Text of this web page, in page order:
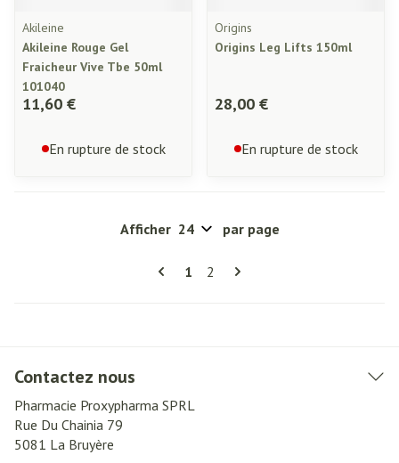
Akileine
Akileine Rouge Gel
Fraicheur Vive Tbe 50ml
101040
11,60 €
En rupture de stock
Origins
Origins Leg Lifts 150ml
28,00 €
En rupture de stock
Pages
Vous lisez actuellement la page
1 Page
2
Afficher par page
Contactez nous
Pharmacie Proxypharma SPRL
Rue Du Chainia 79
5081 La Bruyère